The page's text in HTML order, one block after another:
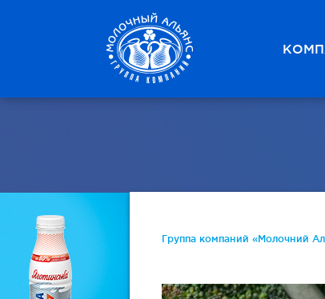
Группа компаний «Молочний